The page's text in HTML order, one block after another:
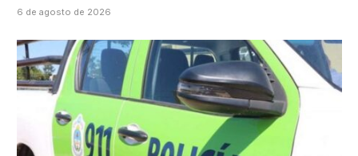
6 de agosto de 2026